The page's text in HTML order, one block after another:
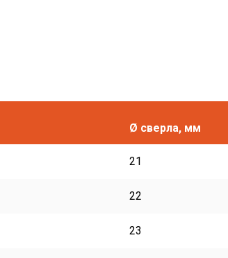
Ø сверла, мм
21
22
23